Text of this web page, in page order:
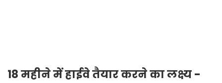
18 महीने में हाईवे तैयार करने का लक्ष्य -